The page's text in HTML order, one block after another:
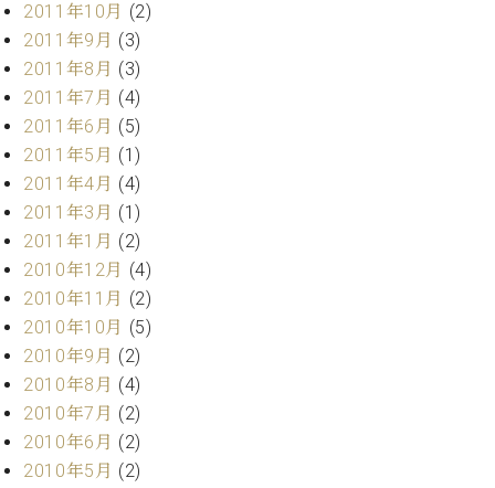
2011年10月 (2)
2011年9月 (3)
2011年8月 (3)
2011年7月 (4)
2011年6月 (5)
2011年5月 (1)
2011年4月 (4)
2011年3月 (1)
2011年1月 (2)
2010年12月 (4)
2010年11月 (2)
2010年10月 (5)
2010年9月 (2)
2010年8月 (4)
2010年7月 (2)
2010年6月 (2)
2010年5月 (2)